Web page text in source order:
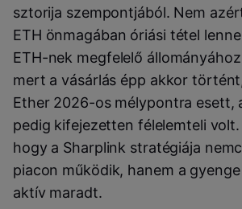
sztorija szempontjából. Nem
ETH önmagában óriási tétel
ETH-nek megfelelő
mert a vásárlás épp akkor
Ether 2026-os mélypontra esett,
pedig kifejezetten félelemteli volt.
hogy a Sharplink stratégiája
piacon működik, hanem a
aktív maradt.